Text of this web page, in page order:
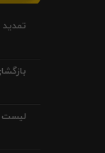
تمدید
لیست